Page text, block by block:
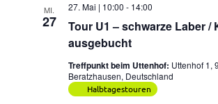
MI.
27
Tour U1 – schwarze Laber /
ausgebucht
27. Mai | 10:00 - 14:00
Treffpunkt beim Uttenhof: Uttenhof 1,
Beratzhausen, Deutschland
Halbtagestouren